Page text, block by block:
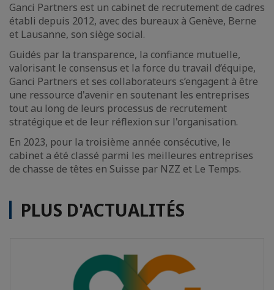
Ganci Partners est un cabinet de recrutement de cadres
établi depuis 2012, avec des bureaux à Genève, Berne
et Lausanne, son siège social.
Guidés par la transparence, la confiance mutuelle,
valorisant le consensus et la force du travail d’équipe,
Ganci Partners et ses collaborateurs s’engagent à être
une ressource d'avenir en soutenant les entreprises
tout au long de leurs processus de recrutement
stratégique et de leur réflexion sur l'organisation.
En 2023, pour la troisième année consécutive, le
cabinet a été classé parmi les meilleures entreprises
de chasse de têtes en Suisse par NZZ et Le Temps.
PLUS D'ACTUALITÉS